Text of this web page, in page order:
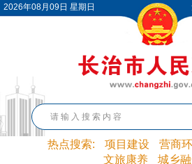
2026年08月09日 星期日
热点搜索: 项目建设 营商
文旅康养
城乡